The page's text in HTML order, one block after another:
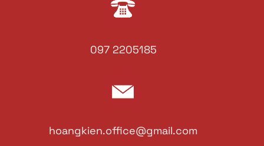
097 2205185
hoangkien.office@gmail.com